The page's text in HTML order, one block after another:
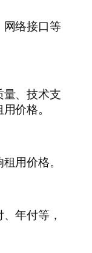
网络接口等
、技术支
价格。
用价格。
年付等，